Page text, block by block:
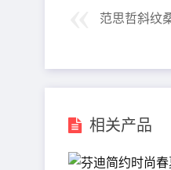
范思哲斜纹
相关产品